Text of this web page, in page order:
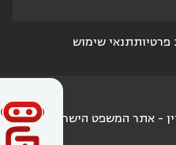
פרטיותתנאי שימוש
- אתר המשפט הישראלי